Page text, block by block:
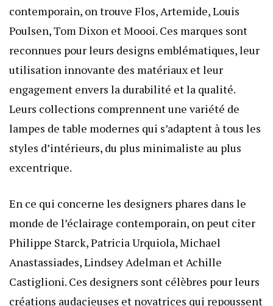
contemporain, on trouve Flos, Artemide, Louis
Poulsen, Tom Dixon et Moooi. Ces marques sont
reconnues pour leurs designs emblématiques, leur
utilisation innovante des matériaux et leur
engagement envers la durabilité et la qualité.
Leurs collections comprennent une variété de
lampes de table modernes qui s’adaptent à tous les
styles d’intérieurs, du plus minimaliste au plus
excentrique.
En ce qui concerne les designers phares dans le
monde de l’éclairage contemporain, on peut citer
Philippe Starck, Patricia Urquiola, Michael
Anastassiades, Lindsey Adelman et Achille
Castiglioni. Ces designers sont célèbres pour leurs
créations audacieuses et novatrices qui repoussent